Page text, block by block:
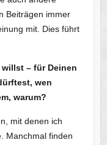
Beiträgen immer
mit. Dies führt
willst – für Deinen
wen
warum?
mit denen ich
Manchmal finden